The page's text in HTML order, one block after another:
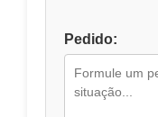
Pedido: